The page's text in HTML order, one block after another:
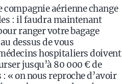
compagnie aérienne change
: il faudra maintenant
ranger votre bagage
dessus de vous
hospitaliers doivent
jusqu’à 80 000 € de
« on nous reproche d’avoir